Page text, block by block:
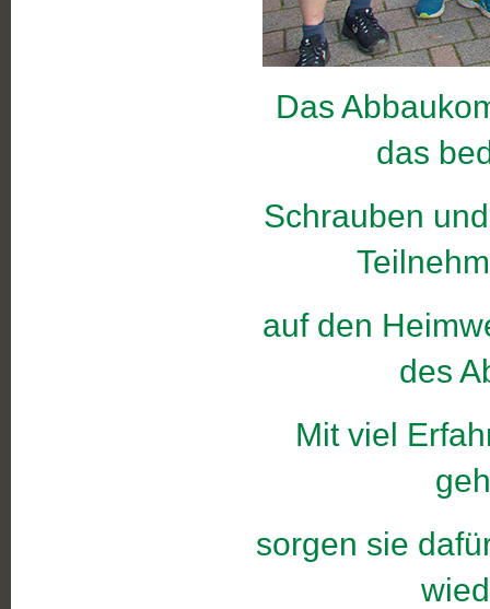
Das
das
Schrauben
auf den
des
Mit viel
sorgen sie